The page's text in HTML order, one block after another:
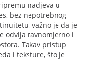
nadjeva u
bez nepotrebnog
važno je da je
odvija ravnomjerno i
Takav pristup
i teksture, što je